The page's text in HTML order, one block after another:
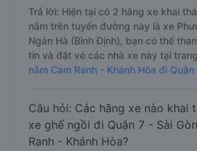
Trả lời: Hiện tại có 2 hãng xe khai
nằm trên tuyến đường này là xe
Ngàn Hà (Bình Định), bạn có thể
tin và đặt vé các nhà xe này tại
nằm Cam Ranh - Khánh Hòa đi
Câu hỏi: Các hãng xe nào khai
xe ghế ngồi đi Quận 7 - Sài
Ranh - Khánh Hòa?